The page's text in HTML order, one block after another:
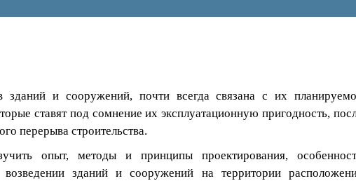
зданий и сооружений, почти всегда связана с их
ставят под сомнение их эксплуатационную пригодность,
перерыва строительства.
опыт, методы и принципы проектирования,
зданий и сооружений на территории